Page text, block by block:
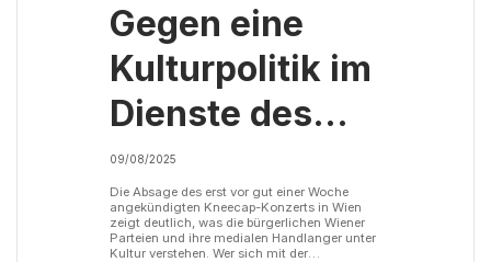
Gegen eine
Kulturpolitik im
Dienste des
Israelischen
Besatzungsregimes!
09/08/2025
Die Absage des erst vor gut einer Woche
angekündigten Kneecap-Konzerts in Wien
zeigt deutlich, was die bürgerlichen Wiener
Parteien und ihre medialen Handlanger unter
Kultur verstehen. Wer sich mit der